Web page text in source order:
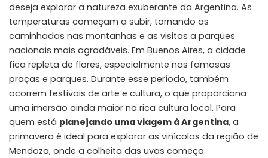
deseja explorar a natureza exuberante da Argentina. As
temperaturas começam a subir, tornando as
caminhadas nas montanhas e as visitas a parques
nacionais mais agradáveis. Em Buenos Aires, a cidade
fica repleta de flores, especialmente nas famosas
praças e parques. Durante esse período, também
ocorrem festivais de arte e cultura, o que proporciona
uma imersão ainda maior na rica cultura local. Para
quem está planejando uma viagem à Argentina, a
primavera é ideal para explorar as vinícolas da região de
Mendoza, onde a colheita das uvas começa.